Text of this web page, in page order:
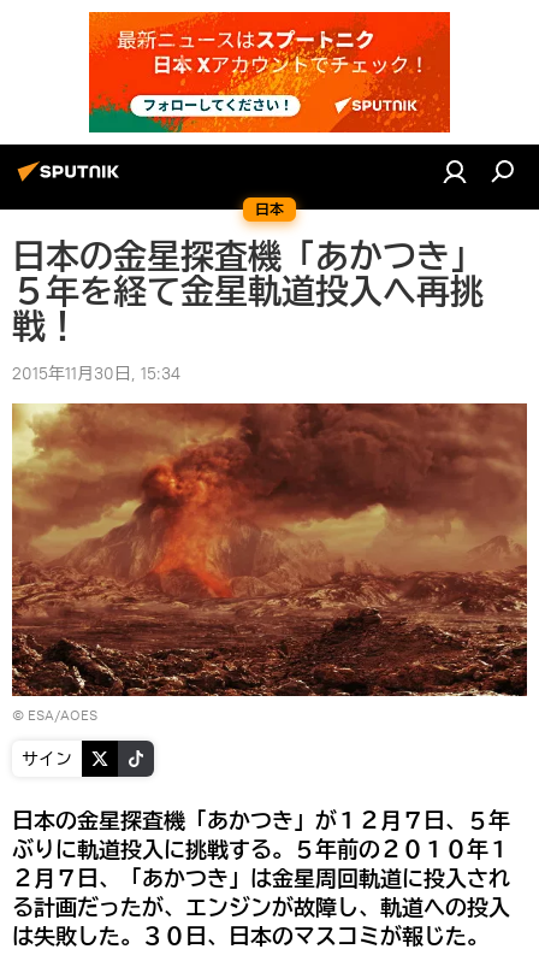
日本
日本の金星探査機「あかつき」
５年を経て金星軌道投入へ再挑
戦！
2015年11月30日, 15:34
© ESA/AOES
サイン
日本の金星探査機「あかつき」が１２月７日、５年
ぶりに軌道投入に挑戦する。５年前の２０１０年１
２月７日、「あかつき」は金星周回軌道に投入され
る計画だったが、エンジンが故障し、軌道への投入
は失敗した。３０日、日本のマスコミが報じた。